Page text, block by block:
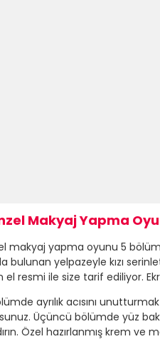
Makyaj Yapma
makyaj yapma oyunu 5
bulunan yelpazeyle kızı
el resmi ile size tarif ediliyor.
ayrılık acısını
Üçüncü bölümde yüz
Özel hazırlanmış krem ve